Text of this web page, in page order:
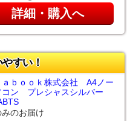
詳細・購入へ
すい！
ａｂｏｏｋ株式会社 A4ノー
コン プレシャスシルバー
のお届け